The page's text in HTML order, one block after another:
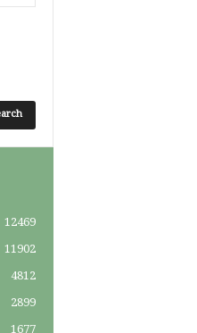
12469
11902
4812
2899
1677